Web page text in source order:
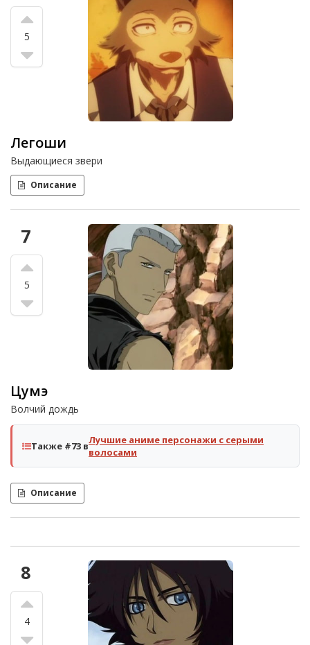
5
Легоши
Выдающиеся звери
Описание
7
5
Цумэ
Волчий дождь
Также #73 вЛучшие аниме персонажи с серыми
волосами
Описание
8
4